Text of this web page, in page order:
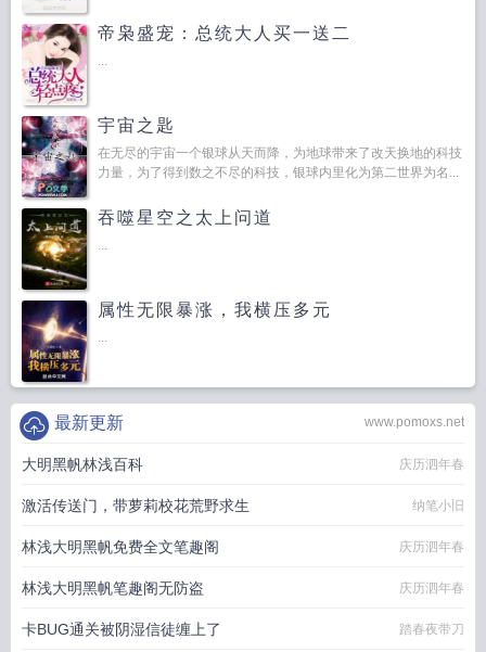
帝枭盛宠：总统大人买一送二
...
宇宙之匙
在无尽的宇宙一个银球从天而降，为地球带来了改天换地的科技
力量，为了得到数之不尽的科技，银球内里化为第二世界为名...
吞噬星空之太上问道
...
属性无限暴涨，我横压多元
...
www.pomoxs.net
最新更新
大明黑帆林浅百科 庆历泗年春
激活传送门，带萝莉校花荒野求生 纳笔小旧
林浅大明黑帆免费全文笔趣阁 庆历泗年春
林浅大明黑帆笔趣阁无防盗 庆历泗年春
卡BUG通关被阴湿信徒缠上了 踏春夜带刀